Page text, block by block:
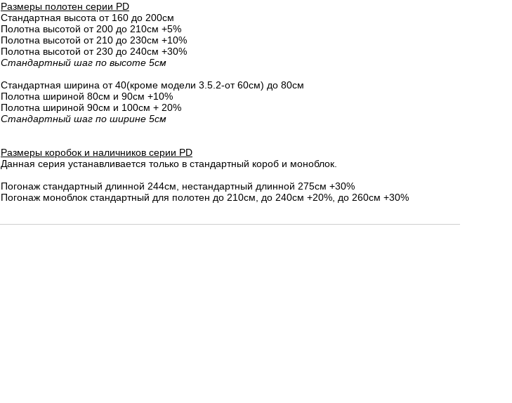
Размеры полотен серии PD
Стандартная высота от 160 до 200см
Полотна высотой от 200 до 210см +5%
Полотна высотой от 210 до 230см +10%
Полотна высотой от 230 до 240см +30%
Стандартный шаг по высоте 5см
Стандартная ширина от 40(кроме модели 3.5.2-от 60см) до 80см
Полотна шириной 80cм и 90cм +10%
Полотна шириной 90см и 100см + 20%
Стандартный шаг по ширине 5см
Размеры коробок и наличников серии PD
Данная серия устанавливается только в стандартный короб и моноблок.
Погонаж стандартный длинной 244см, нестандартный длинной 275см +30%
Погонаж моноблок стандартный для полотен до 210см, до 240см +20%, до 260см +30%